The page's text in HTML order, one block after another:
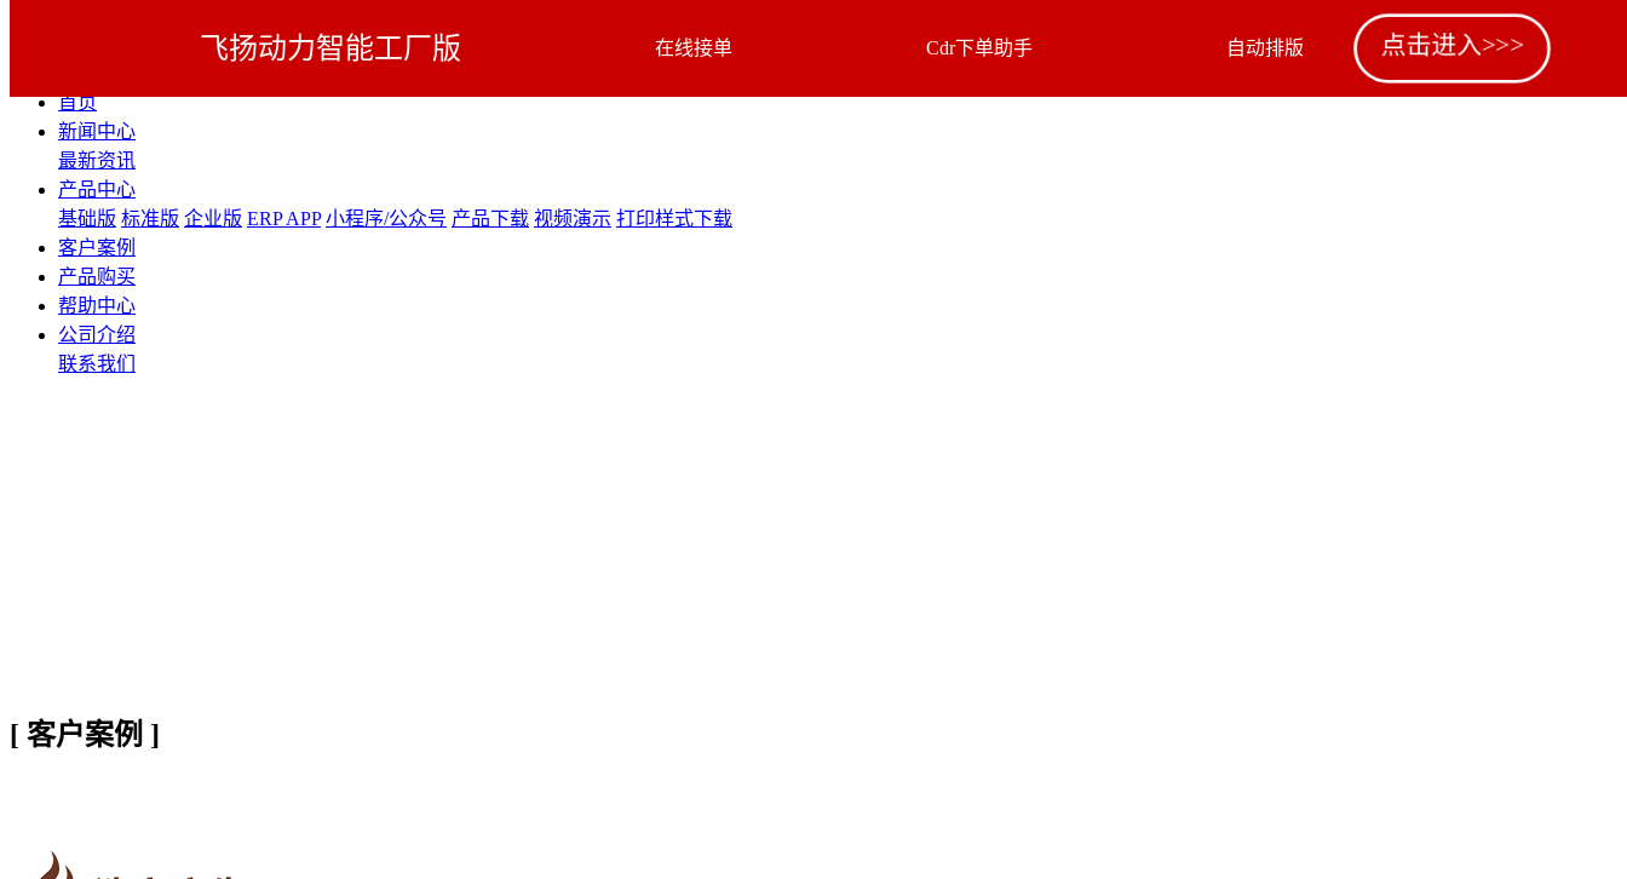
首页
新闻中心
最新资讯
产品中心
基础版 标准版 企业版 ERP APP 小程序/公众号 产品下载 视频演示 打印样式下载
客户案例
产品购买
帮助中心
公司介绍
联系我们
飞扬动力智能工厂版 在线接单 Cdr下单助手 自动排版 点击进入>>>
[ 客户案例 ]